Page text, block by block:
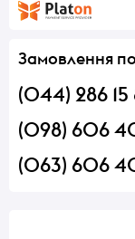
Замовлення
(044) 286 15
(098) 606
(063) 606